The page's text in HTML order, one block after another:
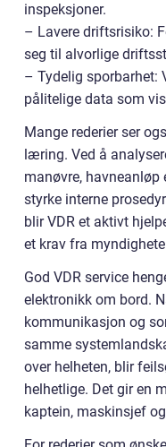
inspeksjoner.
– Lavere driftsrisiko:
seg til alvorlige
– Tydelig sporbarhet:
pålitelige data som
Mange rederier ser
læring. Ved å
manøvre, havneanløp
styrke interne
blir VDR et aktivt
et krav fra
God VDR service
elektronikk om bord.
kommunikasjon og
samme
over helheten, blir
helhetlige. Det gir en
kaptein, maskinsjef